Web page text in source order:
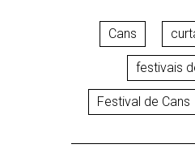
Cans
festivais
Festival de Cans